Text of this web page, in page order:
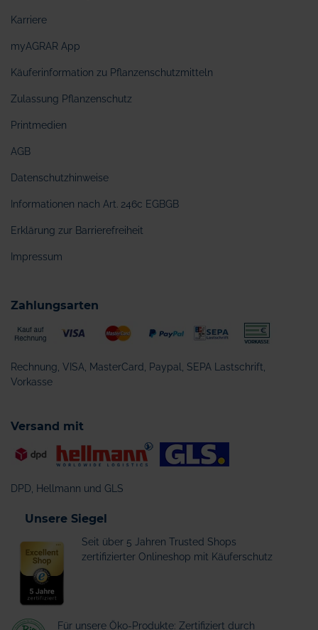
Karriere
myAGRAR App
Käuferinformation zu Pflanzenschutzmitteln
Zulassung Pflanzenschutz
Printmedien
AGB
Datenschutzhinweise
Informationen nach Art. 246c EGBGB
Erklärung zur Barrierefreiheit
Impressum
Zahlungsarten
Rechnung, VISA, MasterCard, Paypal, SEPA Lastschrift,
Vorkasse
Versand mit
DPD, Hellmann und GLS
Unsere Siegel
Seit über 5 Jahren Trusted Shops
zertifizierter Onlineshop mit Käuferschutz
Für unsere Öko-Produkte: Zertifiziert durch